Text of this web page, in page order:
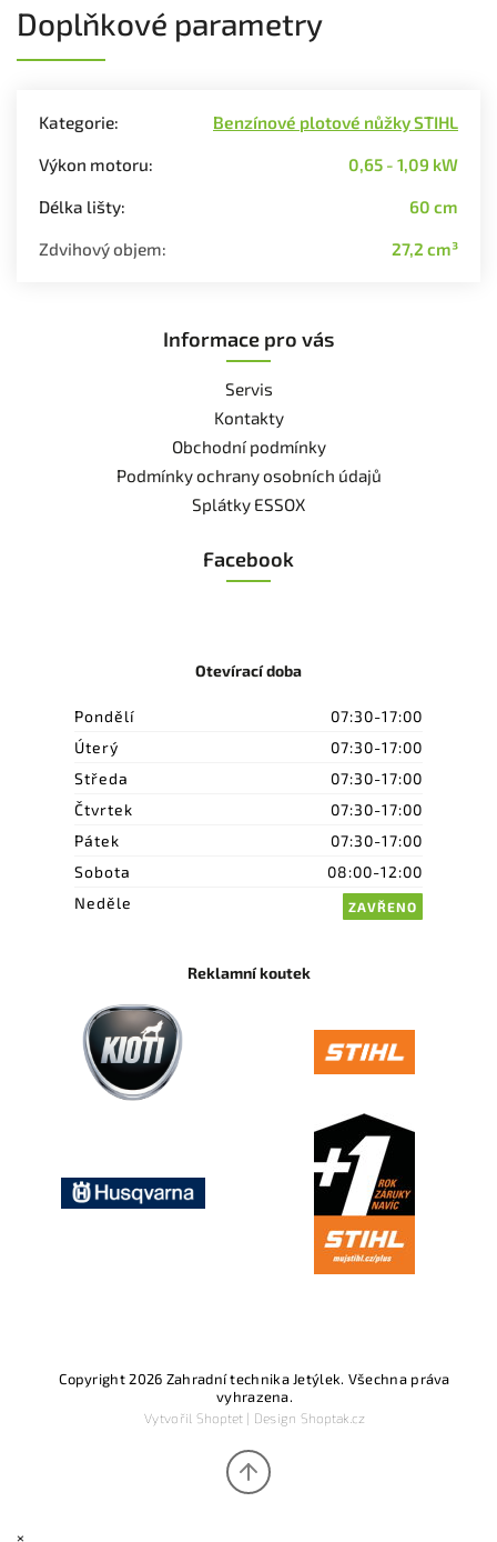
Doplňkové parametry
Kategorie: Benzínové plotové nůžky STIHL
Výkon motoru: 0,65 - 1,09 kW
Délka lišty: 60 cm
Zdvihový objem: 27,2 cm³
Informace pro vás
Servis
Kontakty
Obchodní podmínky
Podmínky ochrany osobních údajů
Splátky ESSOX
Facebook
Otevírací doba
Pondělí
07:30-17:00
Úterý
07:30-17:00
Středa
07:30-17:00
Čtvrtek
07:30-17:00
Pátek
07:30-17:00
Sobota
08:00-12:00
Neděle
ZAVŘENO
Reklamní koutek
Copyright 2026 Zahradní technika Jetýlek. Všechna práva
vyhrazena.
Vytvořil Shoptet| Design Shoptak.cz
×